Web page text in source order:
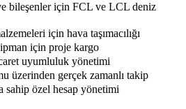
bileşenler için FCL ve LCL deniz
için hava taşımacılığı
için proje kargo
uyumluluk yönetimi
üzerinden gerçek zamanlı takip
sahip özel hesap yönetimi